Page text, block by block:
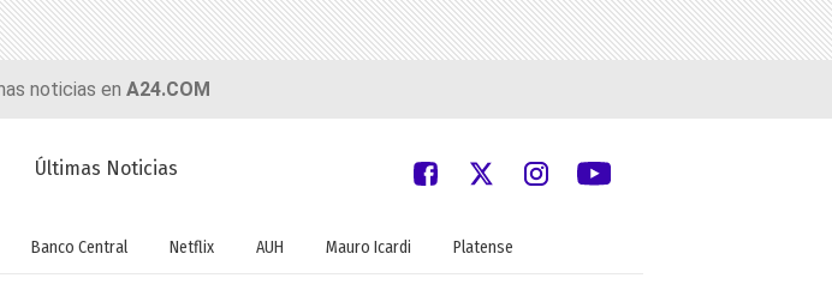
noticias en A24.COM
Últimas Noticias
Banco Central Netflix AUH Mauro Icardi Platense